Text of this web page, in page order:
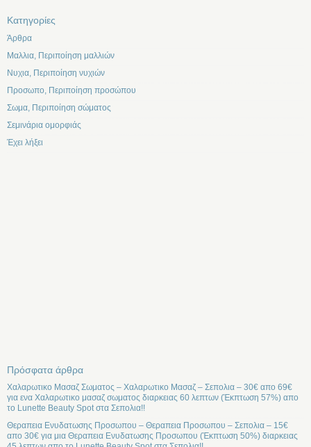
Kατηγορίες
Άρθρα
Μαλλια, Περιποίηση μαλλιών
Νυχια, Περιποίηση νυχιών
Προσωπο, Περιποίηση προσώπου
Σωμα, Περιποίηση σώματος
Σεμινάρια ομορφιάς
Έχει λήξει
Πρόσφατα άρθρα
Χαλαρωτικο Μασαζ Σωματος – Χαλαρωτικο Μασαζ – Σεπολια – 30€ απο 69€
για ενα Χαλαρωτικο μασαζ σωματος διαρκειας 60 λεπτων (Έκπτωση 57%) απο
το Lunette Beauty Spot στα Σεπολια!!
Θεραπεια Ενυδατωσης Προσωπου – Θεραπεια Προσωπου – Σεπολια – 15€
απο 30€ για μια Θεραπεια Ενυδατωσης Προσωπου (Έκπτωση 50%) διαρκειας